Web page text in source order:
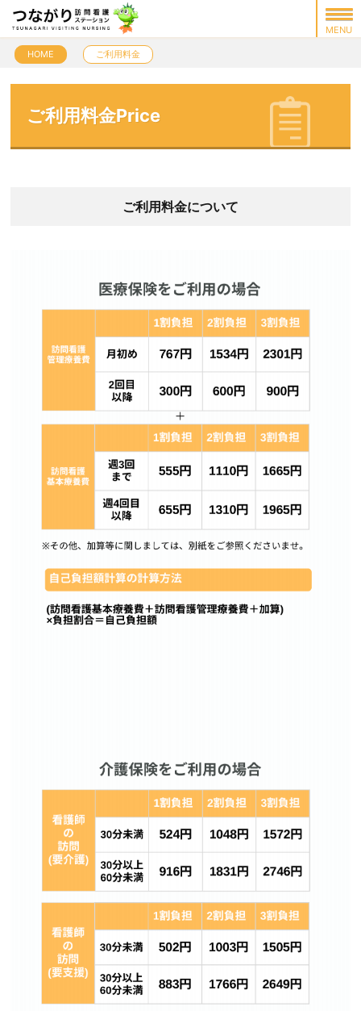
HOME ご利用料金
ご利用料金Price
ご利用料金について